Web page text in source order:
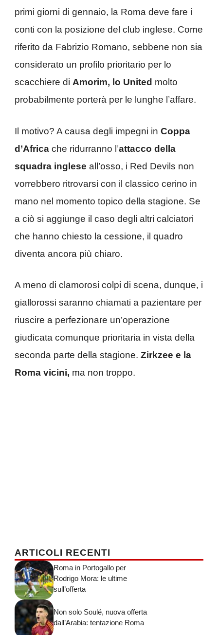
primi giorni di gennaio, la Roma deve fare i
conti con la posizione del club inglese. Come
riferito da Fabrizio Romano, sebbene non sia
considerato un profilo prioritario per lo
scacchiere di Amorim, lo United molto
probabilmente porterà per le lunghe l’affare.
Il motivo? A causa degli impegni in Coppa
d’Africa che ridurranno l’attacco della
squadra inglese all’osso, i Red Devils non
vorrebbero ritrovarsi con il classico cerino in
mano nel momento topico della stagione. Se
a ciò si aggiunge il caso degli altri calciatori
che hanno chiesto la cessione, il quadro
diventa ancora più chiaro.
A meno di clamorosi colpi di scena, dunque, i
giallorossi saranno chiamati a pazientare per
riuscire a perfezionare un’operazione
giudicata comunque prioritaria in vista della
seconda parte della stagione. Zirkzee e la
Roma vicini, ma non troppo.
ARTICOLI RECENTI
Roma in Portogallo per
Rodrigo Mora: le ultime
sull’offerta
Non solo Soulé, nuova offerta
dall’Arabia: tentazione Roma